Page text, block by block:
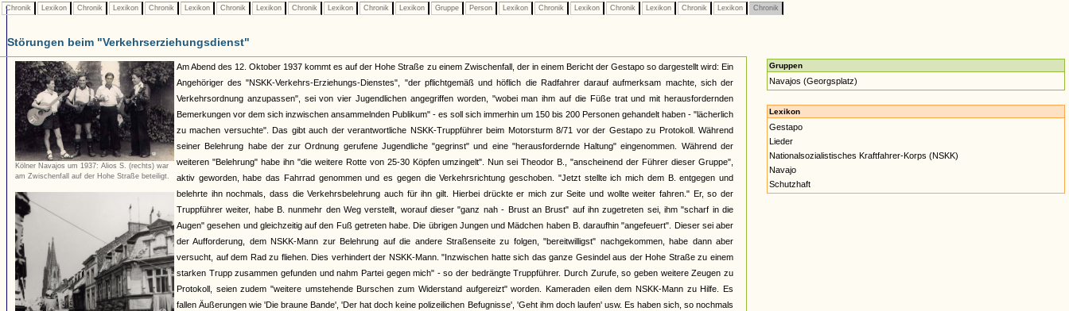
Chronik Lexikon Chronik Lexikon Chronik Lexikon Chronik Lexikon Chronik Lexikon Chronik Lexikon Gruppe Person Lexikon Chronik Lexikon Chronik Lexikon Chronik Lexikon Chronik
Störungen beim "Verkehrserziehungsdienst"
Kölner Navajos um 1937: Alios S. (rechts) war
am Zwischenfall auf der Hohe Straße beteiligt.
Am Abend des 12. Oktober 1937 kommt es auf der Hohe Straße zu einem Zwischenfall, der in einem Bericht der Gestapo so dargestellt wird: Ein
Angehöriger des "NSKK-Verkehrs-Erziehungs-Dienstes", "der pflichtgemäß und höflich die Radfahrer darauf aufmerksam machte, sich der
Verkehrsordnung anzupassen", sei von vier Jugendlichen angegriffen worden, "wobei man ihm auf die Füße trat und mit herausfordernden
Bemerkungen vor dem sich inzwischen ansammelnden Publikum" - es soll sich immerhin um 150 bis 200 Personen gehandelt haben - "lächerlich
zu machen versuchte". Das gibt auch der verantwortliche NSKK-Truppführer beim Motorsturm 8/71 vor der Gestapo zu Protokoll. Während
seiner Belehrung habe der zur Ordnung gerufene Jugendliche "gegrinst" und eine "herausfordernde Haltung" eingenommen. Während der
weiteren "Belehrung" habe ihn "die weitere Rotte von 25-30 Köpfen umzingelt". Nun sei Theodor B., "anscheinend der Führer dieser Gruppe",
aktiv geworden, habe das Fahrrad genommen und es gegen die Verkehrsrichtung geschoben. "Jetzt stellte ich mich dem B. entgegen und
belehrte ihn nochmals, dass die Verkehrsbelehrung auch für ihn gilt. Hierbei drückte er mich zur Seite und wollte weiter fahren." Er, so der
Truppführer weiter, habe B. nunmehr den Weg verstellt, worauf dieser "ganz nah - Brust an Brust" auf ihn zugetreten sei, ihm "scharf in die
Augen" gesehen und gleichzeitig auf den Fuß getreten habe. Die übrigen Jungen und Mädchen haben B. daraufhin "angefeuert". Dieser sei aber
der Aufforderung, dem NSKK-Mann zur Belehrung auf die andere Straßenseite zu folgen, "bereitwilligst" nachgekommen, habe dann aber
versucht, auf dem Rad zu fliehen. Dies verhindert der NSKK-Mann. "Inzwischen hatte sich das ganze Gesindel aus der Hohe Straße zu einem
starken Trupp zusammen gefunden und nahm Partei gegen mich" - so der bedrängte Truppführer. Durch Zurufe, so geben weitere Zeugen zu
Protokoll, seien zudem "weitere umstehende Burschen zum Widerstand aufgereizt" worden. Kameraden eilen dem NSKK-Mann zu Hilfe. Es
fallen Äußerungen wie 'Die braune Bande', 'Der hat doch keine polizeilichen Befugnisse', 'Geht ihm doch laufen' usw. Es haben sich, so nochmals
Gruppen
Navajos (Georgsplatz)
Lexikon
Gestapo
Lieder
Nationalsozialistisches Kraftfahrer-Korps (NSKK)
Navajo
Schutzhaft